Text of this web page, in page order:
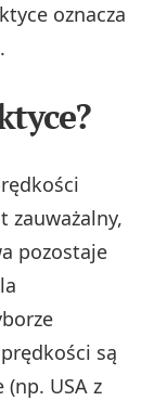
oznacza
zauważalny,
pozostaje
są
(np. USA z